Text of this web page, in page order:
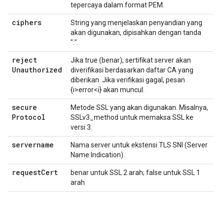
tepercaya dalam format PEM.
ciphers
String yang menjelaskan penyandian yang
akan digunakan, dipisahkan dengan tanda
":".
reject
Unauthorized
Jika true (benar), sertifikat server akan
diverifikasi berdasarkan daftar CA yang
diberikan. Jika verifikasi gagal, pesan
{i>error<i} akan muncul.
secure
Protocol
Metode SSL yang akan digunakan. Misalnya,
SSLv3_method untuk memaksa SSL ke
versi 3.
servername
Nama server untuk ekstensi TLS SNI (Server
Name Indication).
requestCert
benar untuk SSL 2 arah; false untuk SSL 1
arah